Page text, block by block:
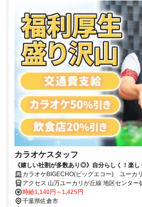
カラオケスタッフ
《嬉しい社割が多数あり◎》自分らしく！楽
いOK！
カラオケBIGECHO(ビッグエコー) ユーカ
アクセス 山万ユーカリが丘線 地区センター
が丘線 ユーカリが丘徒歩約3分、京成本線
時給1,140円～1,425円
千葉県佐倉市